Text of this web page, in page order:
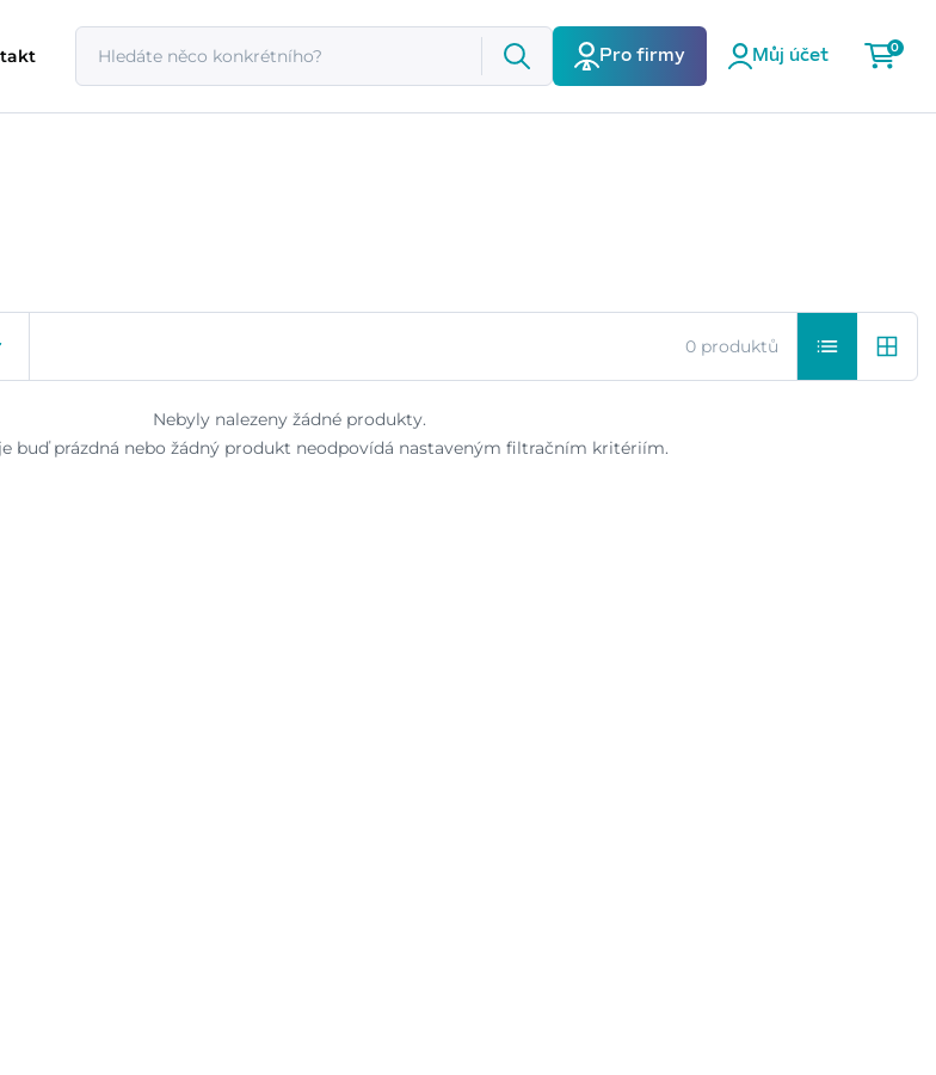
Pro firmy Můj účet
0
0 produktů
Nebyly nalezeny žádné produkty.
buď prázdná nebo žádný produkt neodpovídá nastaveným filtračním kritériím.